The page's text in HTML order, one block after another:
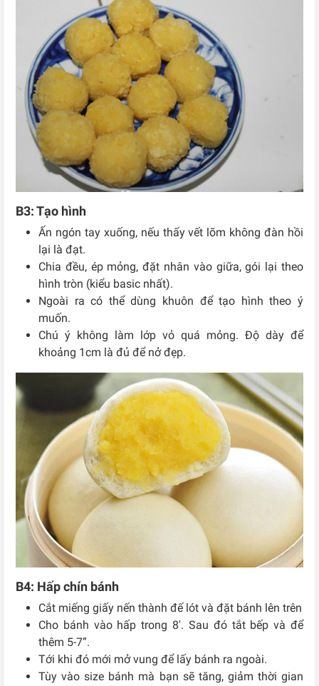
B3: Tạo hình
Ấn ngón tay xuống, nếu thấy vết lõm không đàn hồi
lại là đạt.
Chia đều, ép mỏng, đặt nhân vào giữa, gói lại theo
hình tròn (kiểu basic nhất).
Ngoài ra có thể dùng khuôn để tạo hình theo ý
muốn.
Chú ý không làm lớp vỏ quá mỏng. Độ dày để
khoảng 1cm là đủ để nở đẹp.
B4: Hấp chín bánh
Cắt miếng giấy nến thành đế lót và đặt bánh lên trên
Cho bánh vào hấp trong 8′. Sau đó tắt bếp và để
thêm 5-7”.
Tới khi đó mới mở vung để lấy bánh ra ngoài.
Tùy vào size bánh mà bạn sẽ tăng, giảm thời gian